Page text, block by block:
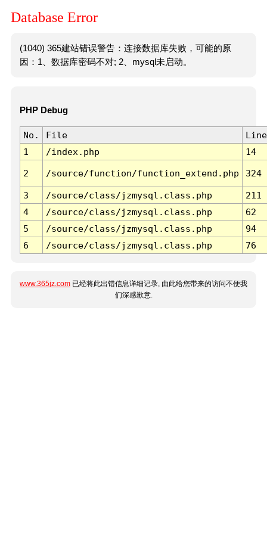
Database Error
(1040) 365建站错误警告：连接数据库失败，可能的原
因：1、数据库密码不对; 2、mysql未启动。
PHP Debug
No. File
Line
1
/index.php 14
2 /source/function/function_extend.php 324
3 /source/class/jzmysql.class.php
211
4
/source/class/jzmysql.class.php
62
5
/source/class/jzmysql.class.php
94
6
/source/class/jzmysql.class.php 76
www.365jz.com 已经将此出错信息详细记录, 由此给您带来的访问不便我
们深感歉意.